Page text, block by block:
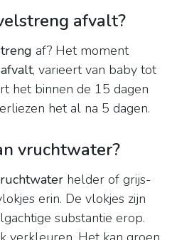
afvalt?
af? Het moment
, varieert van baby tot
het binnen de 15 dagen
het al na 5 dagen.
vruchtwater?
helder of grijs-
erin. De vlokjes zijn
substantie erop.